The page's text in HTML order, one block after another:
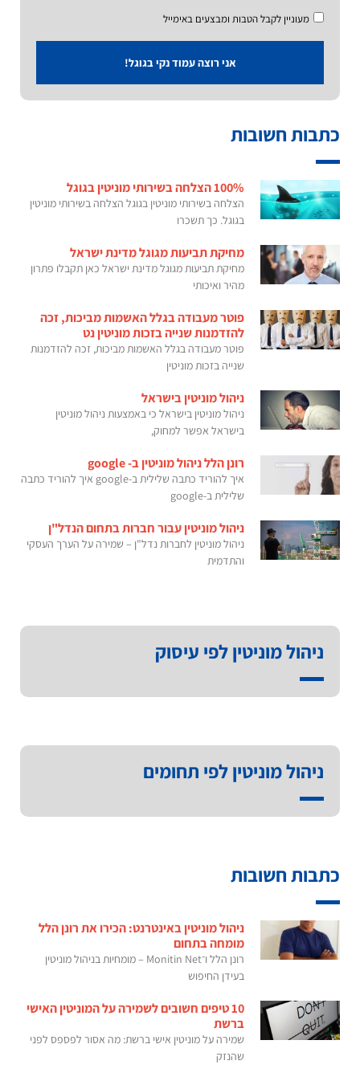
מעוניין לקבל הטבות ומבצעים באימייל
אני רוצה עמוד נקי בגוגל!
כתבות חשובות
100% הצלחה בשירותי מוניטין בגוגל
הצלחה בשירותי מוניטין בגוגל הצלחה בשירותי מוניטין
בגוגל. כך תשכרו
מחיקת תביעות מגוגל מדינת ישראל
מחיקת תביעות מגוגל מדינת ישראל כאן תקבלו פתרון
מהיר ואיכותי
פוטר מעבודה בגלל האשמות מביכות, זכה
להזדמנות שנייה בזכות מוניטין נט
פוטר מעבודה בגלל האשמות מביכות, זכה להזדמנות
שנייה בזכות מוניטין
ניהול מוניטין בישראל
ניהול מוניטין בישראל כי באמצעות ניהול מוניטין
בישראל אפשר למחוק,
רונן הלל ניהול מוניטין ב- google
איך להוריד כתבה שלילית ב-google איך להוריד כתבה
שלילית ב-google
ניהול מוניטין עבור חברות בתחום הנדל"ן
ניהול מוניטין לחברות נדל"ן – שמירה על הערך העסקי
והתדמית
ניהול מוניטין לפי עיסוק
ניהול מוניטין לפי תחומים
כתבות חשובות
ניהול מוניטין באינטרנט: הכירו את רונן הלל
מומחה בתחום
רונן הלל ו־Monitin Net – מומחיות בניהול מוניטין
בעידן החיפוש
10 טיפים חשובים לשמירה על המוניטין האישי
ברשת
שמירה על מוניטין אישי ברשת: מה אסור לפספס לפני
שהנזק